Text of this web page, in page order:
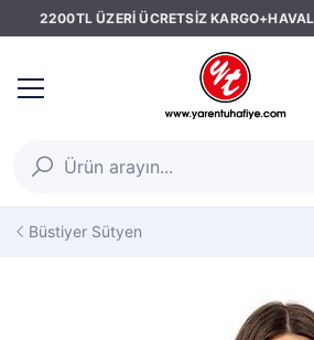
2200TL ÜZERİ ÜCRETSİZ
Büstiyer Sütyen